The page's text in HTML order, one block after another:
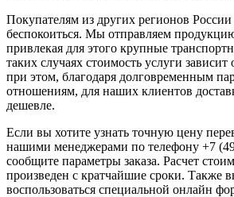
Покупателям из других регионов России
беспокоиться. Мы отправляем
привлекая для этого крупные
таких случаях стоимость услуги зависит
при этом, благодаря долговременным
отношениям, для наших клиентов
дешевле.
Если вы хотите узнать точную цену
нашими менеджерами по телефону +7
сообщите параметры заказа. Расчет
произведен с кратчайшие сроки. Также
воспользоваться специальной онлайн